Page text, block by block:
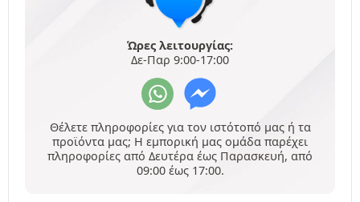
Ώρες λειτουργίας:
Δε-Παρ 9:00-17:00
Θέλετε πληροφορίες για τον ιστότοπό μας ή τα
προϊόντα μας; Η εμπορική μας ομάδα παρέχει
πληροφορίες από Δευτέρα έως Παρασκευή, από
09:00 έως 17:00.